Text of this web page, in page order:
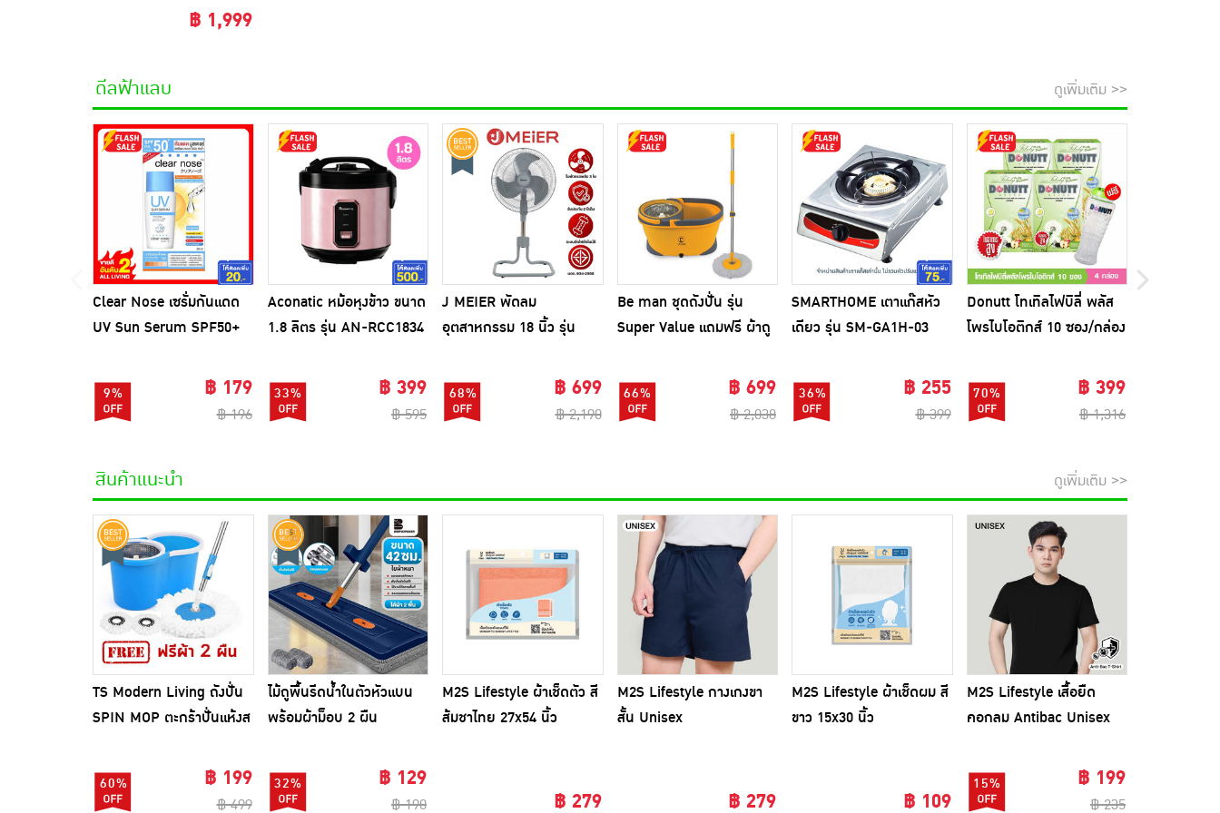
฿ 1,999
ดีลฟ้าแลบ ดูเพิ่มเติม >>
Clear Nose เซรั่มกันแดด
UV Sun Serum SPF50+
9% ฿ 179
฿ 196
Aconatic หม้อหุงข้าว ขนาด
1.8 ลิตร รุ่น AN-RCC1834
33% ฿ 399
฿ 595
J MEIER พัดลม
อุตสาหกรรม 18 นิ้ว รุ่น
68% ฿ 699
฿ 2,190
Be man ชุดถังปั่น รุ่น
Super Value แถมฟรี ผ้าถู
66% ฿ 699
฿ 2,038
SMARTHOME เตาแก๊สหัว
เดียว รุ่น SM-GA1H-03
36% ฿ 255
฿ 399
Donutt โทเทิลไฟบิลี่ พลัส
โพรไบโอติกส์ 10 ซอง/กล่อง
ใบ
70% ฿ 399
฿ 1,316
สินค้าแนะนำ ดูเพิ่มเติม >>
TS Modern Living ถังปั่น
SPIN MOP ตะกร้าปั่นแห้งส
CLEANING0019
60% ฿ 199
฿ 499
ไม้ถูพื้นรีดน้ำในตัวหัวแบน
พร้อมผ้าม็อบ 2 ผืน
32% ฿ 129
฿ 190
M2S Lifestyle ผ้าเช็ดตัว สี
ส้มชาไทย 27x54 นิ้ว
฿ 279
M2S Lifestyle กางเกงขา
สั้น Unisex
฿ 279
M2S Lifestyle ผ้าเช็ดผม สี
ขาว 15x30 นิ้ว
฿ 109
M2S Lifestyle เสื้อยืด
คอกลม Antibac Unisex
15% ฿ 199
฿ 235